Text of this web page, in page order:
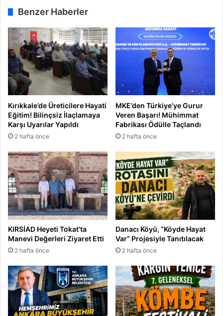
Benzer Haberler
Kırıkkale’de Üreticilere Hayati
Eğitim! Bilinçsiz İlaçlamaya
Karşı Uyarılar Yapıldı
2 hafta önce
MKE’den Türkiye’ye Gurur
Veren Başarı! Mühimmat
Fabrikası Ödülle Taçlandı
2 hafta önce
KIRSİAD Heyeti Tokat’ta
Manevi Değerleri Ziyaret Etti
2 hafta önce
Danacı Köyü, “Köyde Hayat
Var” Projesiyle Tanıtılacak
2 hafta önce